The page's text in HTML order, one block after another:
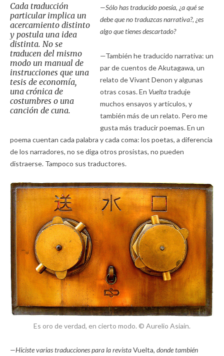
Cada traducción
particular implica un
acercamiento distinto
y postula una idea
distinta. No se
traducen del mismo
modo un manual de
instrucciones que una
tesis de economía,
una crónica de
costumbres o una
canción de cuna.
—Sólo has traducido poesía, ¿a qué se
debe que no traduzcas narrativa?, ¿es
algo que tienes descartado?
—También he traducido narrativa: un
par de cuentos de Akutagawa, un
relato de Vivant Denon y algunas
otras cosas. En Vueltatraduje
muchos ensayos y artículos, y
también más de un relato. Pero me
gusta más traducir poemas. En un
poema cuentan cada palabra y cada coma: los poetas, a diferencia
de los narradores, no se diga otros prosistas, no pueden
distraerse. Tampoco sus traductores.
Es oro de verdad, en cierto modo. © Aurelio Asiain.
—Hiciste varias traducciones para la revistaVuelta, donde también